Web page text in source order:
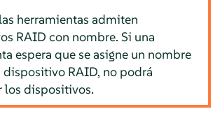
herramientas admiten
RAID con nombre. Si una
espera que se asigne un nombre
dispositivo RAID, no podrá
los dispositivos.